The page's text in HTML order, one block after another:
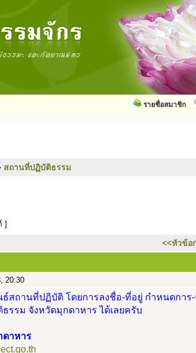
รายชื่อสมาชิก
สถานที่ปฏิบัติธรรม
]
<<หัวข้อ
20:30
สถานที่ปฏิบัติ โดยการลงชื่อ-ที่อยู่ กำหนดการ-
รรม จังหวัดมุกดาหาร ได้เลยครับ
ดาหาร